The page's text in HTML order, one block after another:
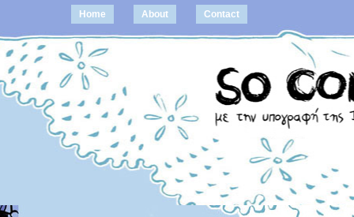
Home About Contact